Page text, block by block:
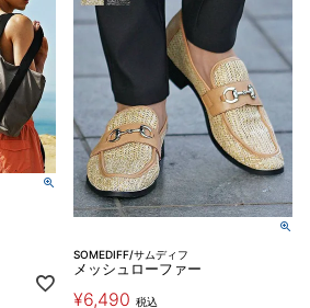
SOMEDIFF/サムディフ
メッシュローファー
¥6,490 税込